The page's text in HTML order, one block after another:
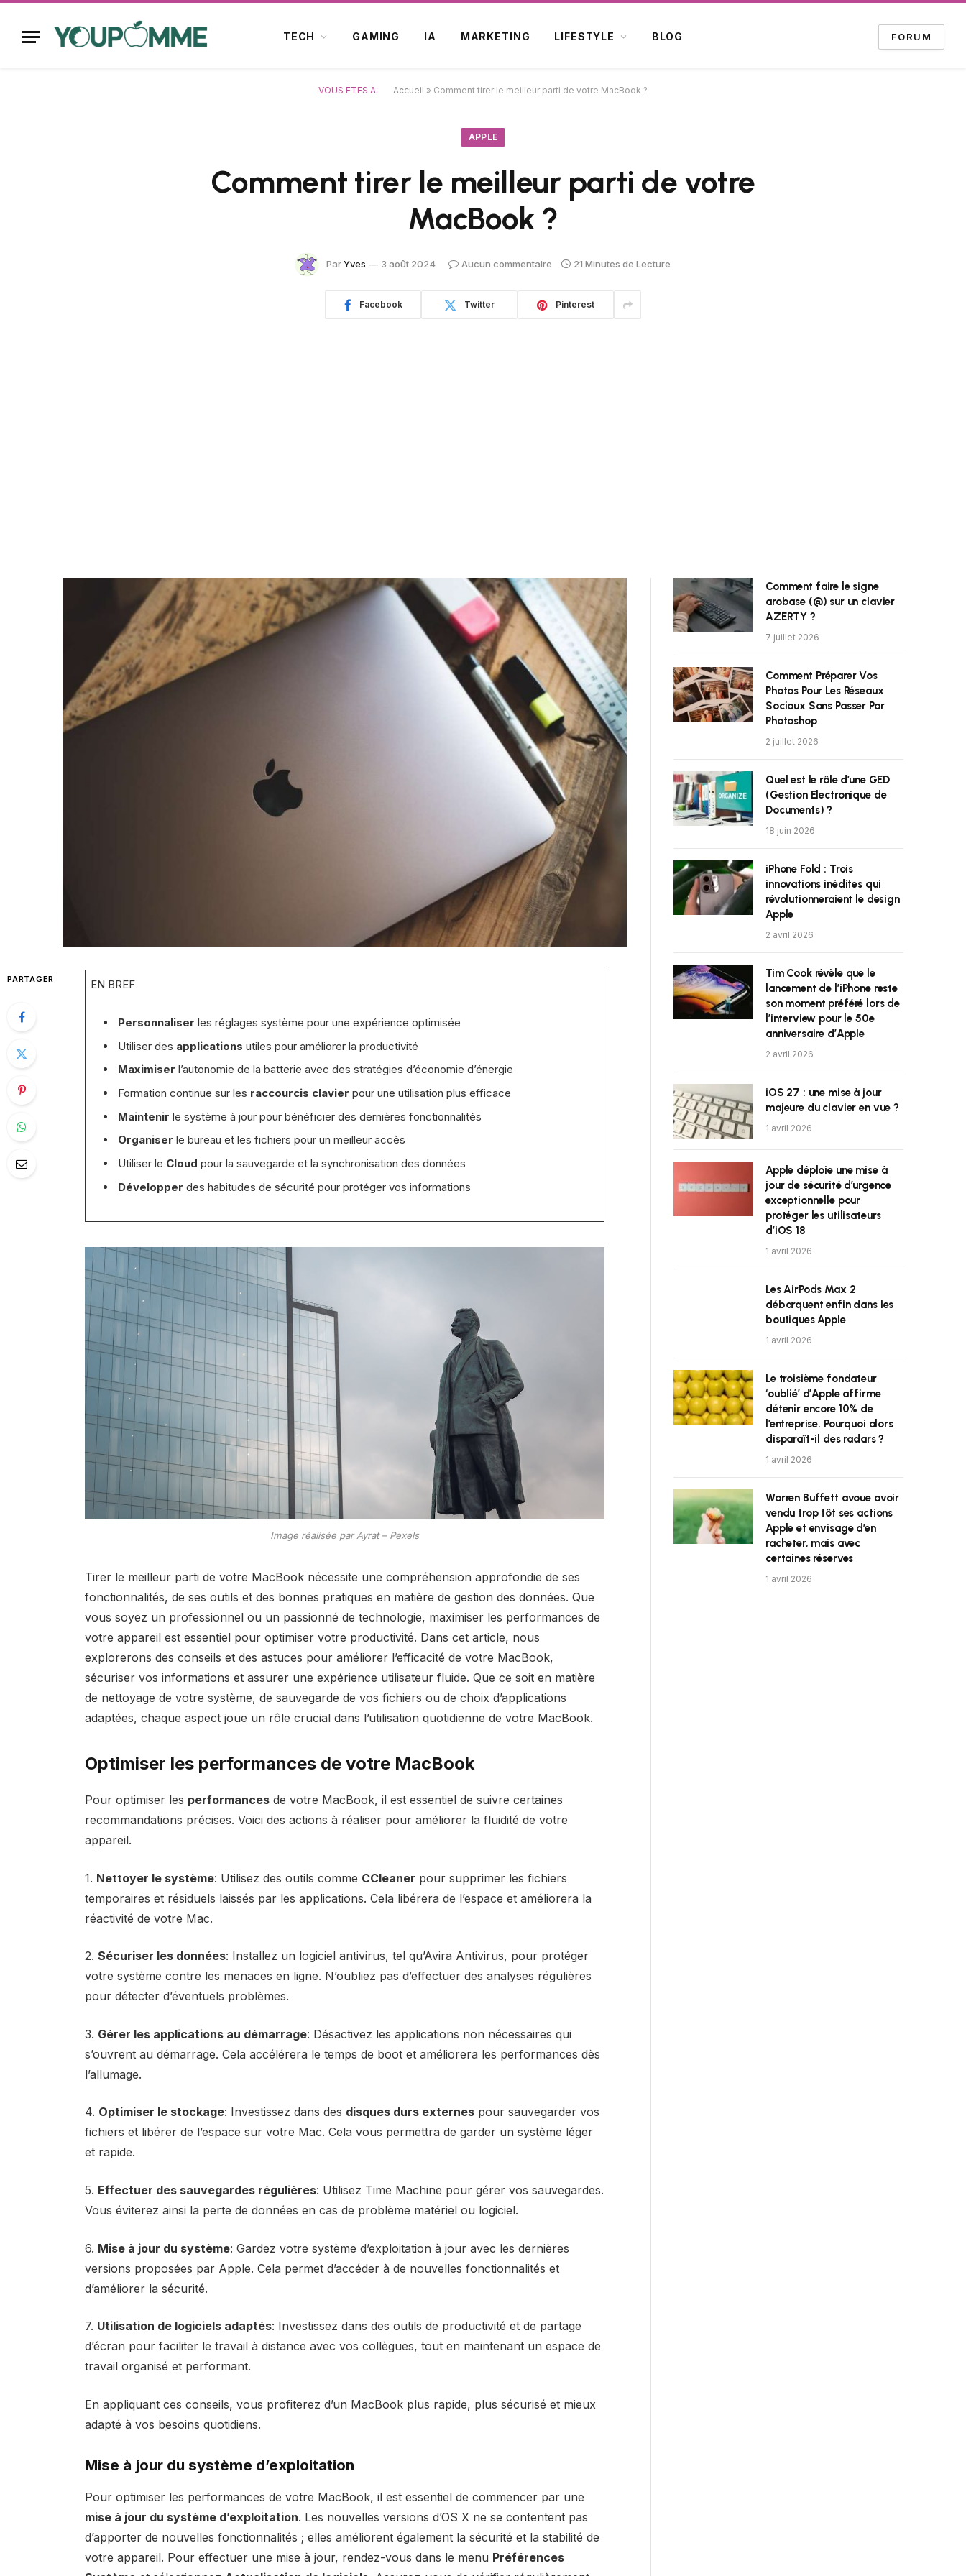
TECH GAMING IA MARKETING LIFESTYLE BLOG FORUM
VOUS ÊTES À: Accueil » Comment tirer le meilleur parti de votre MacBook ?
APPLE
Comment tirer le meilleur parti de votre
MacBook ?
ParYves 3 août 2024 Aucun commentaire 21 Minutes de Lecture
Facebook Twitter Pinterest
PARTAGER EN BREF
Personnaliser les réglages système pour une expérience optimisée
Utiliser des applications utiles pour améliorer la productivité
Maximiser l’autonomie de la batterie avec des stratégies d’économie d’énergie
Formation continue sur les raccourcis clavier pour une utilisation plus efficace
Maintenir le système à jour pour bénéficier des dernières fonctionnalités
Organiser le bureau et les fichiers pour un meilleur accès
Utiliser le Cloud pour la sauvegarde et la synchronisation des données
Développer des habitudes de sécurité pour protéger vos informations
Image réalisée par Ayrat – Pexels
Tirer le meilleur parti de votre MacBook nécessite une compréhension approfondie de ses
fonctionnalités, de ses outils et des bonnes pratiques en matière de gestion des données. Que
vous soyez un professionnel ou un passionné de technologie, maximiser les performances de
votre appareil est essentiel pour optimiser votre productivité. Dans cet article, nous
explorerons des conseils et des astuces pour améliorer l’efficacité de votre MacBook,
sécuriser vos informations et assurer une expérience utilisateur fluide. Que ce soit en matière
de nettoyage de votre système, de sauvegarde de vos fichiers ou de choix d’applications
adaptées, chaque aspect joue un rôle crucial dans l’utilisation quotidienne de votre MacBook.
Optimiser les performances de votre MacBook
Pour optimiser les performancesde votre MacBook, il est essentiel de suivre certaines
recommandations précises. Voici des actions à réaliser pour améliorer la fluidité de votre
appareil.
1. Nettoyer le système: Utilisez des outils comme CCleaner pour supprimer les fichiers
temporaires et résiduels laissés par les applications. Cela libérera de l’espace et améliorera la
réactivité de votre Mac.
2. Sécuriser les données: Installez un logiciel antivirus, tel qu’Avira Antivirus, pour protéger
votre système contre les menaces en ligne. N’oubliez pas d’effectuer des analyses régulières
pour détecter d’éventuels problèmes.
3. Gérer les applications au démarrage: Désactivez les applications non nécessaires qui
s’ouvrent au démarrage. Cela accélérera le temps de boot et améliorera les performances dès
l’allumage.
4. Optimiser le stockage: Investissez dans des disques durs externespour sauvegarder vos
fichiers et libérer de l’espace sur votre Mac. Cela vous permettra de garder un système léger
et rapide.
5. Effectuer des sauvegardes régulières: Utilisez Time Machine pour gérer vos sauvegardes.
Vous éviterez ainsi la perte de données en cas de problème matériel ou logiciel.
6. Mise à jour du système: Gardez votre système d’exploitation à jour avec les dernières
versions proposées par Apple. Cela permet d’accéder à de nouvelles fonctionnalités et
d’améliorer la sécurité.
7. Utilisation de logiciels adaptés: Investissez dans des outils de productivité et de partage
d’écran pour faciliter le travail à distance avec vos collègues, tout en maintenant un espace de
travail organisé et performant.
En appliquant ces conseils, vous profiterez d’un MacBook plus rapide, plus sécurisé et mieux
adapté à vos besoins quotidiens.
Mise à jour du système d’exploitation
Pour optimiser les performances de votre MacBook, il est essentiel de commencer par une
mise à jour du système d’exploitation. Les nouvelles versions d’OS X ne se contentent pas
d’apporter de nouvelles fonctionnalités ; elles améliorent également la sécurité et la stabilité de
votre appareil. Pour effectuer une mise à jour, rendez-vous dans le menu Préférences
Comment faire le signe
arobase (@) sur un clavier
AZERTY ?
7 juillet 2026
Comment Préparer Vos
Photos Pour Les Réseaux
Sociaux Sans Passer Par
Photoshop
2 juillet 2026
Quel est le rôle d’une GED
(Gestion Electronique de
Documents) ?
18 juin 2026
iPhone Fold : Trois
innovations inédites qui
révolutionneraient le design
Apple
2 avril 2026
Tim Cook révèle que le
lancement de l’iPhone reste
son moment préféré lors de
l’interview pour le 50e
anniversaire d’Apple
2 avril 2026
iOS 27 : une mise à jour
majeure du clavier en vue ?
1 avril 2026
Apple déploie une mise à
jour de sécurité d’urgence
exceptionnelle pour
protéger les utilisateurs
d’iOS 18
1 avril 2026
Les AirPods Max 2
débarquent enfin dans les
boutiques Apple
1 avril 2026
Le troisième fondateur
‘oublié’ d’Apple affirme
détenir encore 10% de
l’entreprise. Pourquoi alors
disparaît-il des radars ?
1 avril 2026
Warren Buffett avoue avoir
vendu trop tôt ses actions
Apple et envisage d’en
racheter, mais avec
certaines réserves
1 avril 2026